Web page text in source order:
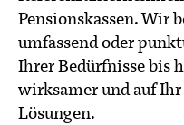
Pensionskassen. Wir
umfassend oder
Ihrer Bedürfnisse bis
wirksamer und auf
Lösungen.